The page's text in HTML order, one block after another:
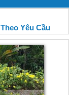
Yêu Cầu